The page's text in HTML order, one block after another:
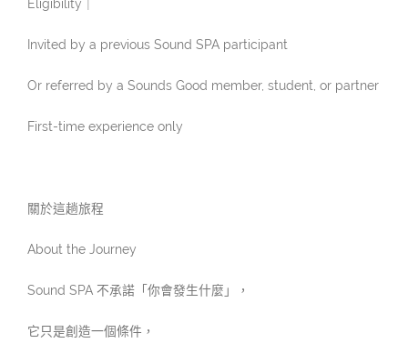
Eligibility｜
Invited by a previous Sound SPA participant
Or referred by a Sounds Good member, student, or partner
First-time experience only
關於這趟旅程
About the Journey
Sound SPA 不承諾「你會發生什麼」，
它只是創造一個條件，